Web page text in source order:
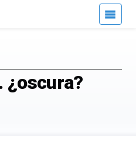
¿oscura?